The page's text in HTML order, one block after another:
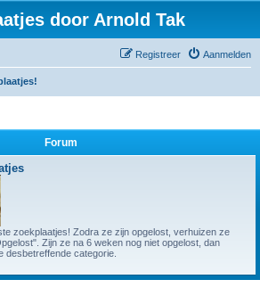
door Arnold Tak
Aanmelden
Registreer
Forum
zoekplaatjes! Zodra ze zijn opgelost, verhuizen ze
Zijn ze na 6 weken nog niet opgelost, dan
desbetreffende categorie.